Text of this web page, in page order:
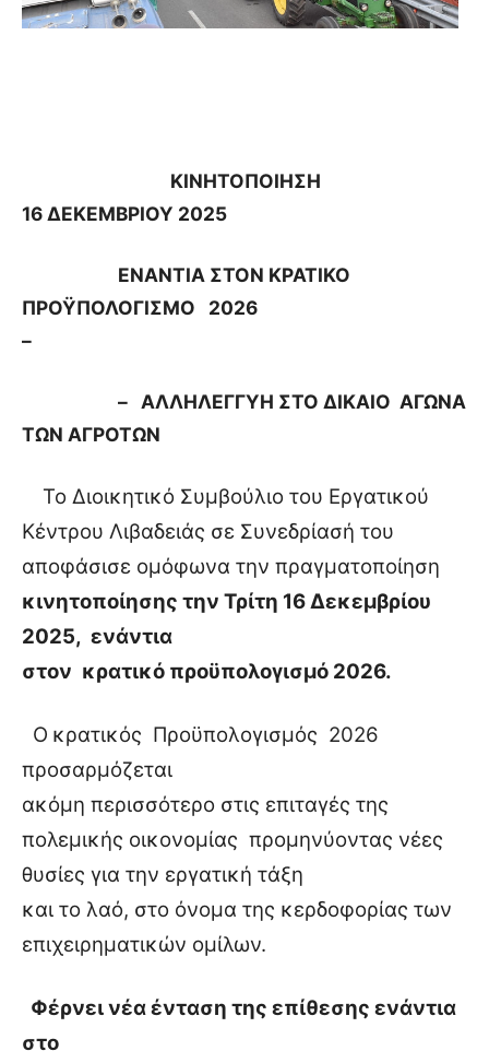
ΚΙΝΗΤΟΠΟΙΗΣΗ
16 ΔΕΚΕΜΒΡΙΟΥ 2025
ΕΝΑΝΤΙΑ ΣΤΟΝ ΚΡΑΤΙΚΟ
ΠΡΟΫΠΟΛΟΓΙΣΜΟ
2026
–
– ΑΛΛΗΛΕΓΓΥΗ ΣΤΟ ΔΙΚΑΙΟ ΑΓΩΝΑ
ΤΩΝ ΑΓΡΟΤΩΝ
Το Διοικητικό Συμβούλιο του Εργατικού
Κέντρου Λιβαδειάς σε Συνεδρίασή του
αποφάσισε ομόφωνα την πραγματοποίηση
κινητοποίησης την Τρίτη 16 Δεκεμβρίου
2025, ενάντια
στον κρατικό προϋπολογισμό 2026.
Ο κρατικός Προϋπολογισμός 2026
προσαρμόζεται
ακόμη περισσότερο στις επιταγές της
πολεμικής οικονομίας προμηνύοντας νέες
θυσίες για την εργατική τάξη
και το λαό, στο όνομα της κερδοφορίας των
επιχειρηματικών ομίλων.
Φέρνει νέα ένταση της επίθεσης ενάντια
στο